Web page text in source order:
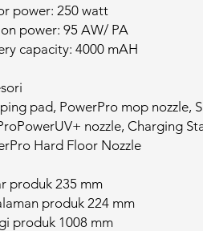
power: 250 watt
power: 95 AW/ PA
capacity: 4000 mAH
pad​, PowerPro mop nozzle​,
nozzle​, Charging
Hard Floor Nozzle
produk 235 mm
produk 224 mm
produk 1008 mm